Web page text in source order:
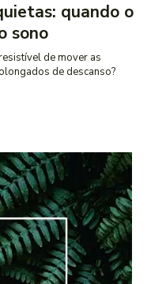
quando o
sono
de mover as
de descanso?